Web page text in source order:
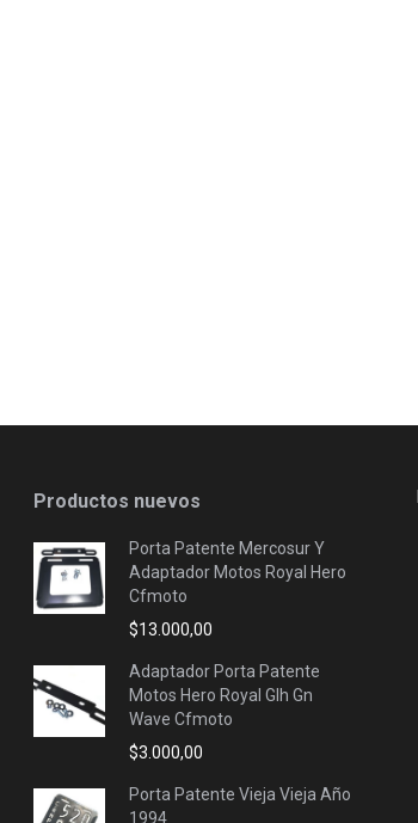
Productos nuevos
Porta Patente Mercosur Y
Adaptador Motos Royal Hero
Cfmoto
$13.000,00
Adaptador Porta Patente
Motos Hero Royal Glh Gn
Wave Cfmoto
$3.000,00
Porta Patente Vieja Vieja Año
1994